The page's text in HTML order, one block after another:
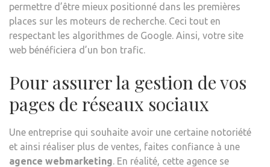
permettre d’être mieux positionné dans les premières
places sur les moteurs de recherche. Ceci tout en
respectant les algorithmes de Google. Ainsi, votre site
web bénéficiera d’un bon trafic.
Pour assurer la gestion de vos
pages de réseaux sociaux
Une entreprise qui souhaite avoir une certaine notoriété
et ainsi réaliser plus de ventes, faites confiance à une
agence webmarketing. En réalité, cette agence se